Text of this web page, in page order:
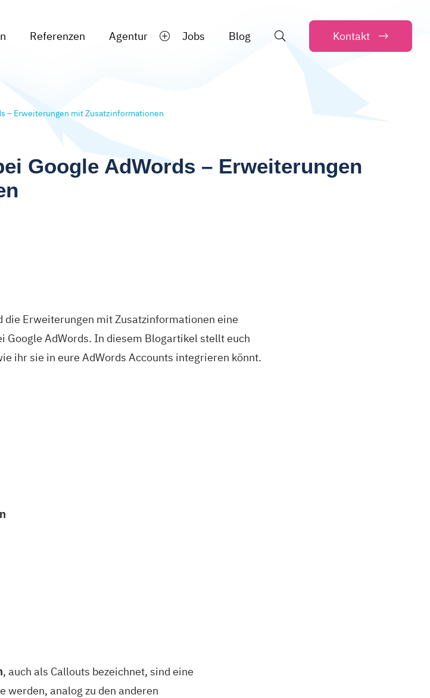
Referenzen Agentur Jobs Blog Kontakt
– Erweiterungen mit Zusatzinformationen
Google AdWords – Erweiterungen
Erweiterungen mit Zusatzinformationen eine
AdWords. In diesem Blogartikel stellt euch
ihr sie in eure AdWords Accounts integrieren könnt.
, auch als Callouts bezeichnet, sind eine
werden, analog zu den anderen